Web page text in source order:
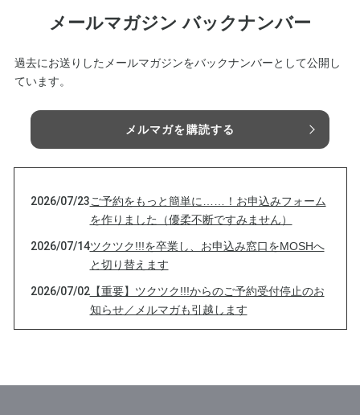
メールマガジン バックナンバー
過去にお送りしたメールマガジンをバックナンバーとして公開し
ています。
メルマガを購読する
2026/07/23ご予約をもっと簡単に……！お申込みフォーム
を作りました（優柔不断ですみません）
2026/07/14ツクツク!!!を卒業し、お申込み窓口をMOSHへ
と切り替えます
2026/07/02【重要】ツクツク!!!からのご予約受付停止のお
知らせ／メルマガも引越します
2026/05/19嫉妬される人には、共通点がある【第46号】